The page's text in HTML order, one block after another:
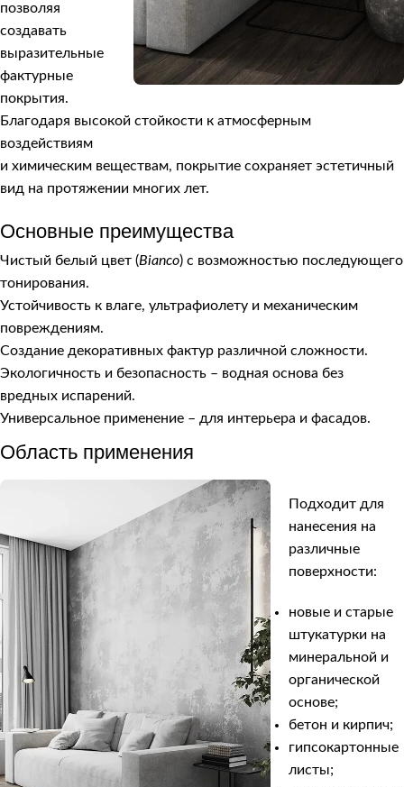
позволяя
создавать
выразительные
фактурные
покрытия.
Благодаря высокой стойкости к атмосферным
воздействиям
и химическим веществам, покрытие сохраняет эстетичный
вид на протяжении многих лет.
Основные преимущества
Чистый белый цвет (Bianco) с возможностью последующего
тонирования.
Устойчивость к влаге, ультрафиолету и механическим
повреждениям.
Создание декоративных фактур различной сложности.
Экологичность и безопасность – водная основа без
вредных испарений.
Универсальное применение – для интерьера и фасадов.
Область применения
Подходит для
нанесения на
различные
поверхности:
новые и старые
штукатурки на
минеральной и
органической
основе;
бетон и кирпич;
гипсокартонные
листы;